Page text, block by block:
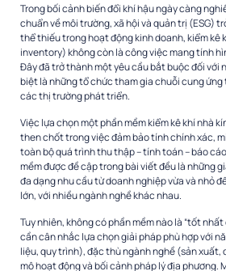
Trong bối cảnh biến đổi khí hậu ngày càng
chuẩn về môi trường, xã hội và quản trị (ESG)
thể thiếu trong hoạt động kinh doanh, kiểm kê
inventory) không còn là công việc mang tính
Đây đã trở thành một yêu cầu bắt buộc đối với
biệt là những tổ chức tham gia chuỗi cung
các thị trường phát triển.
Việc lựa chọn một phần mềm kiểm kê khí nhà
then chốt trong việc đảm bảo tính chính xác,
toàn bộ quá trình thu thập – tính toán – báo
mềm được đề cập trong bài viết đều là những
đa dạng nhu cầu từ doanh nghiệp vừa và nhỏ
lớn, với nhiều ngành nghề khác nhau.
Tuy nhiên, không có phần mềm nào là “tốt
cần cân nhắc lựa chọn giải pháp phù hợp với
liệu, quy trình), đặc thù ngành nghề (sản
mô hoạt động và bối cảnh pháp lý địa phương.